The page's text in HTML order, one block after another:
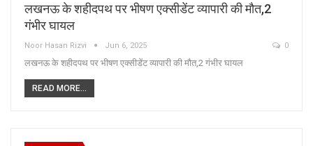
लखनऊ के शहीदपथ पर भीषण एक्सीडेंट व्यापारी की मौत,2
गंभीर घायल
Noor Hasan Rizvi Jun 6, 2025 0
लखनऊ के शहीदपथ पर भीषण एक्सीडेंट व्यापारी की मौत,2 गंभीर घायल
READ MORE...